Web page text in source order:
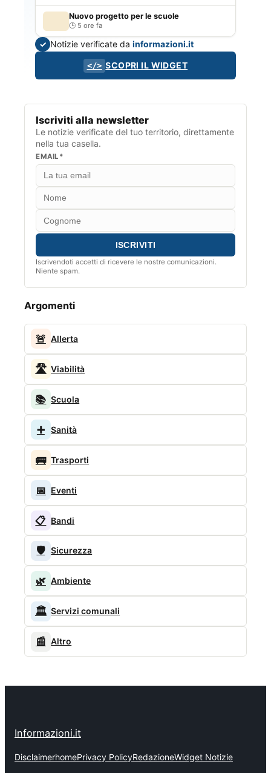
Nuovo progetto per le scuole
5 ore fa
✓ Notizie verificate dainformazioni.it
</> SCOPRI IL WIDGET
Iscriviti alla newsletter
Le notizie verificate del tuo territorio, direttamente
nella tua casella.
EMAIL*
Iscrivendoti accetti di ricevere le nostre comunicazioni.
Niente spam.
Argomenti
🚨 Allerta
🛣️ Viabilità
📚 Scuola
➕ Sanità
🚌 Trasporti
📅 Eventi
📋 Bandi
🛡️ Sicurezza
🌿 Ambiente
🏛️ Servizi comunali
📰 Altro
Informazioni.it
DisclaimerhomePrivacy PolicyRedazioneWidget Notizie